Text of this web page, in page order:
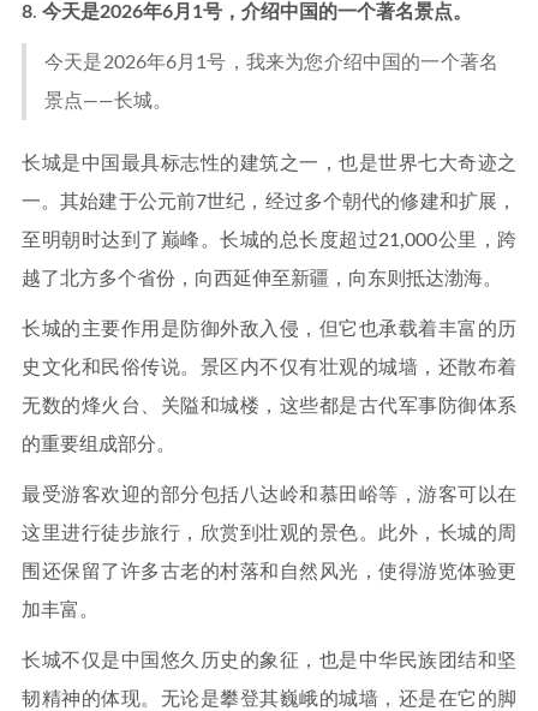
8. 今天是2026年6月1号，介绍中国的一个著名景点。
今天是2026年6月1号，我来为您介绍中国的一个著名
景点——长城。
长城是中国最具标志性的建筑之一，也是世界七大奇迹之
一。其始建于公元前7世纪，经过多个朝代的修建和扩展，
至明朝时达到了巅峰。长城的总长度超过21,000公里，跨
越了北方多个省份，向西延伸至新疆，向东则抵达渤海。
长城的主要作用是防御外敌入侵，但它也承载着丰富的历
史文化和民俗传说。景区内不仅有壮观的城墙，还散布着
无数的烽火台、关隘和城楼，这些都是古代军事防御体系
的重要组成部分。
最受游客欢迎的部分包括八达岭和慕田峪等，游客可以在
这里进行徒步旅行，欣赏到壮观的景色。此外，长城的周
围还保留了许多古老的村落和自然风光，使得游览体验更
加丰富。
长城不仅是中国悠久历史的象征，也是中华民族团结和坚
韧精神的体现。无论是攀登其巍峨的城墙，还是在它的脚